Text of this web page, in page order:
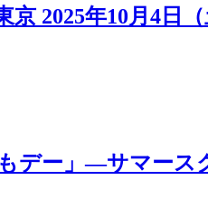
2025年10月4日
デー」―サマース